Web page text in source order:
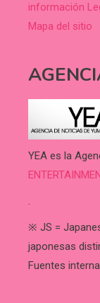
información
Mapa del sitio
YEA es la
.
※ JS =
japonesas
Fuentes